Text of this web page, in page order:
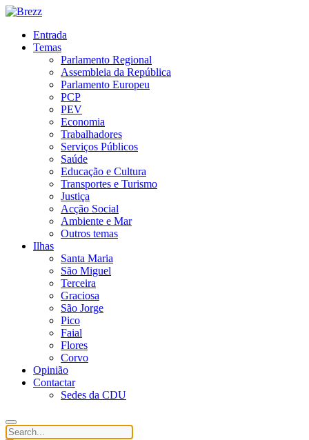
Entrada
Temas
Parlamento Regional
Assembleia da República
Parlamento Europeu
PCP
PEV
Economia
Trabalhadores
Serviços Públicos
Saúde
Educação e Cultura
Transportes e Turismo
Justiça
Acção Social
Ambiente e Mar
Outros temas
Ilhas
Santa Maria
São Miguel
Terceira
Graciosa
São Jorge
Pico
Faial
Flores
Corvo
Opinião
Contactar
Sedes da CDU